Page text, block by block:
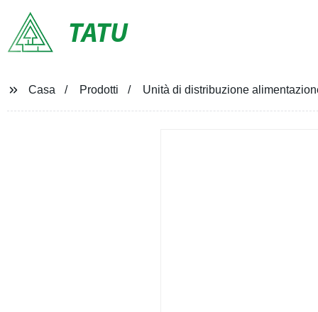
TATU
Casa Prodotti Unità di distribuzione